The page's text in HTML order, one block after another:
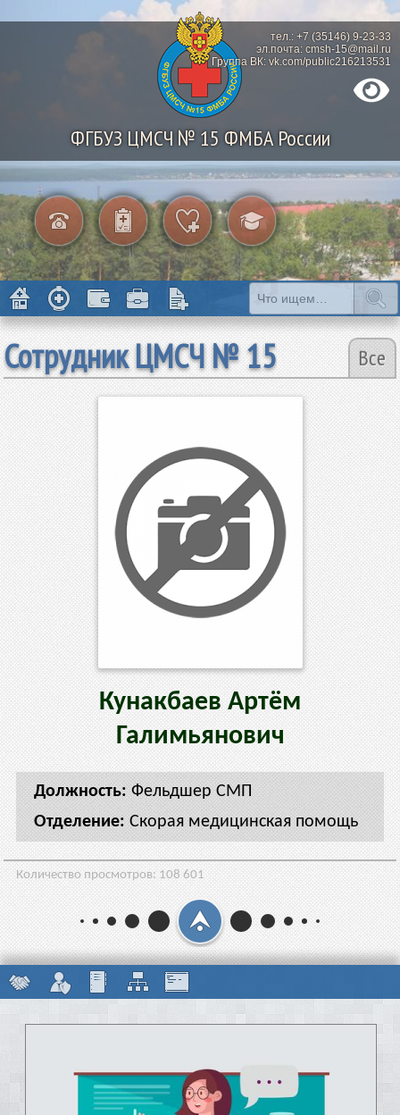
ФГБУЗ ЦМСЧ № 15 ФМБА России
тел.: +7 (35146) 9-23-33
эл.почта: cmsh-15@mail.ru
Группа ВК: vk.com/public216213531
Сотрудник ЦМСЧ № 15 Все
КунакбаевАртём
Галимьянович
Фельдшер СМП
Скорая медицинская помощь
Количество просмотров: 108 601